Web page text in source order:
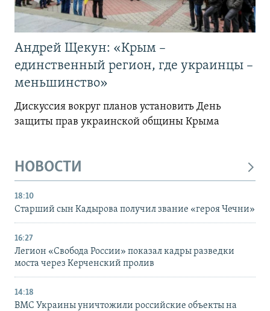
Андрей Щекун: «Крым –
единственный регион, где украинцы –
меньшинство»
Дискуссия вокруг планов установить День
защиты прав украинской общины Крыма
НОВОСТИ
18:10
Старший сын Кадырова получил звание «героя Чечни»
16:27
Легион «Свобода России» показал кадры разведки
моста через Керченский пролив
14:18
ВМС Украины уничтожили российские объекты на